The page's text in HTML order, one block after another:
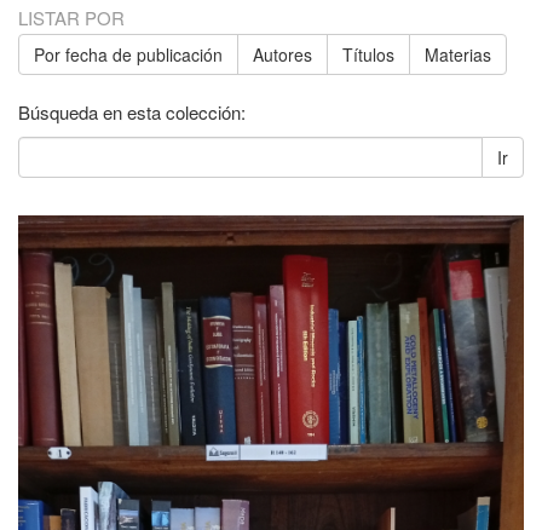
LISTAR POR
Por fecha de publicación Autores Títulos Materias
Búsqueda en esta colección:
Ir